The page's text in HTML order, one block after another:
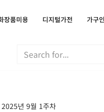
장품미용 디지털가전 가구
년 9월 1주차